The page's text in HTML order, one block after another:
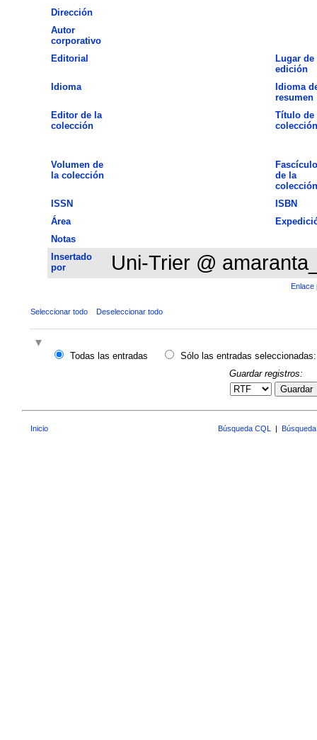
Dirección
Autor
corporativo
Editorial
Lugar de
edición
Idioma
Idioma
resumen
Editor de la
colección
Título de
colección
Volumen de
la colección
Fascículo
de la
colección
ISSN
ISBN
Área
Notas
Insertado
por
Uni-Trier @
Enlace
Seleccionar todo Deseleccionar todo
Todas las entradas
Sólo las entradas seleccionadas:
Guardar registros:
Guardar
Inicio Búsqueda CQL